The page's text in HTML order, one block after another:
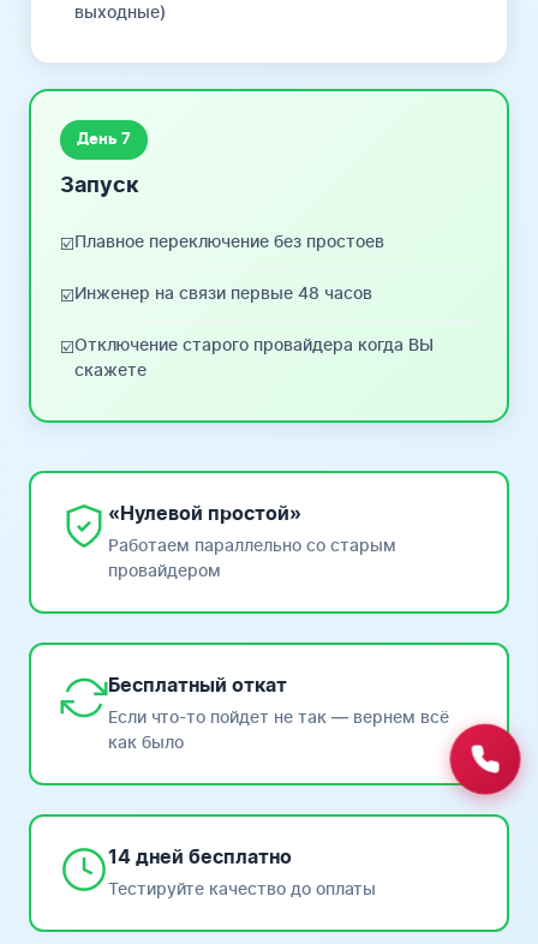
выходные)
День 7
Запуск
☑️Плавное переключение без простоев
☑️Инженер на связи первые 48 часов
☑️Отключение старого провайдера когда ВЫ
скажете
«Нулевой простой»
Работаем параллельно со старым
провайдером
Бесплатный откат
Если что-то пойдет не так — вернем всё
как было
14 дней бесплатно
Тестируйте качество до оплаты